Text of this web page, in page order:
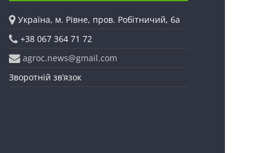
Україна, м. Рівне, пров. Робітничий, 6а
+38 067 364 71 72
agroc.news@gmail.com
Зворотній зв’язок